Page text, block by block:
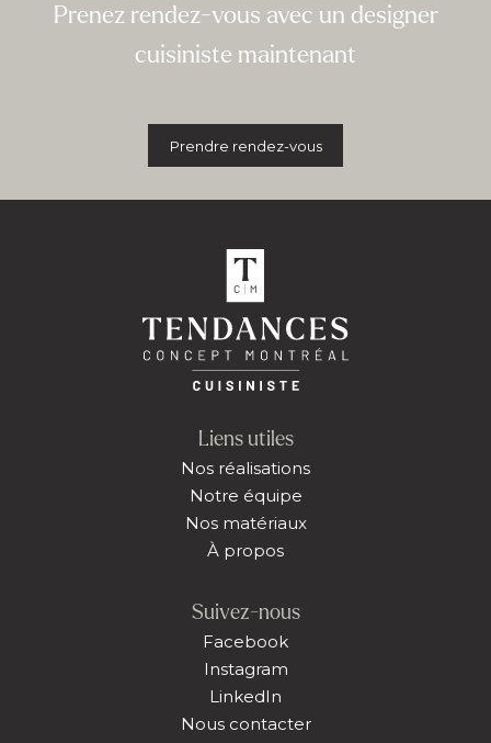
Prenez rendez-vous avec un designer
cuisiniste maintenant
Prendre rendez-vous
Liens utiles
Nos réalisations
Notre équipe
Nos matériaux
À propos
Suivez-nous
Facebook
Instagram
LinkedIn
Nous contacter